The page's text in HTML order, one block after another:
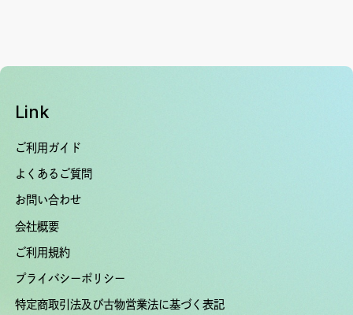
Link
ご利用ガイド
よくあるご質問
お問い合わせ
会社概要
ご利用規約
プライバシーポリシー
特定商取引法及び古物営業法に基づく表記